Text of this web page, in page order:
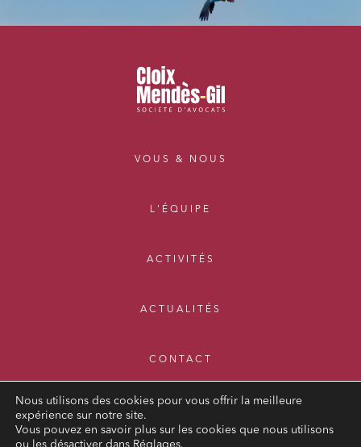
VOUS & NOUS
L'ÉQUIPE
ACTIVITÉS
ACTUALITÉS
CONTACT
Nous utilisons des cookies pour vous offrir la meilleure
expérience sur notre site.
Vous pouvez en savoir plus sur les cookies que nous utilisons
ou les désactiver dans Réglages.